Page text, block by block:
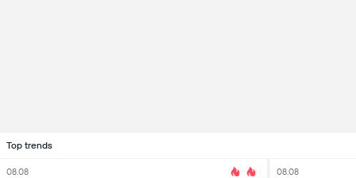
Top trends
08.08 08.08